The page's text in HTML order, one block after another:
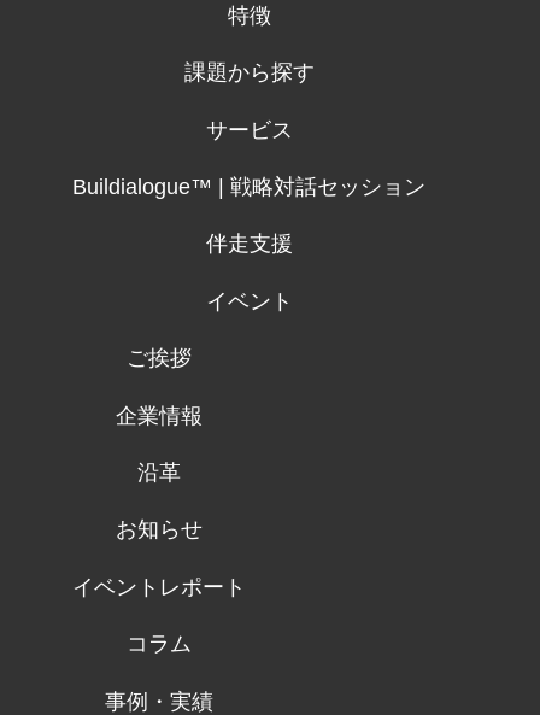
特徴
課題から探す
サービス
Buildialogue™ | 戦略対話セッション
伴走支援
イベント
ご挨拶
企業情報
沿革
お知らせ
イベントレポート
コラム
事例・実績